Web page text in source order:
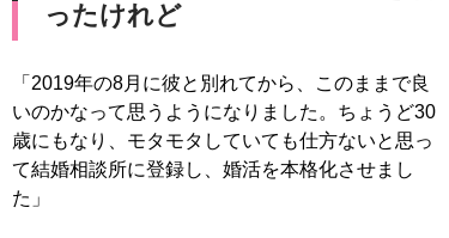
ったけれど
「2019年の8月に彼と別れてから、このままで良
いのかなって思うようになりました。ちょうど30
歳にもなり、モタモタしていても仕方ないと思っ
て結婚相談所に登録し、婚活を本格化させまし
た」